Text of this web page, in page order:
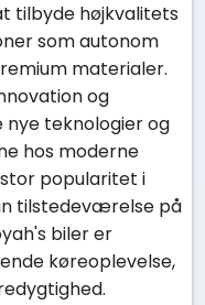
tilbyde højkvalitets
som autonom
materialer.
og
teknologier og
hos moderne
popularitet i
tilstedeværelse på
biler er
køreoplevelse,